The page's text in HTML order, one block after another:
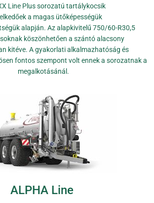
Line Plus sorozatú tartálykocsik
a magas ütőképességük
alapján. Az alapkivitelű 750/60-R30,5
köszönhetően a szántó alacsony
kitéve. A gyakorlati alkalmazhatóság és
fontos szempont volt ennek a sorozatnak a
megalkotásánál.
ALPHA Line